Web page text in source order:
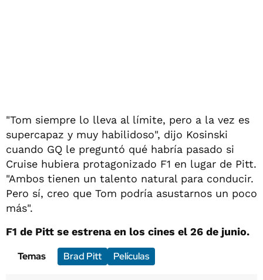
"Tom siempre lo lleva al límite, pero a la vez es
supercapaz y muy habilidoso", dijo Kosinski
cuando GQ le preguntó qué habría pasado si
Cruise hubiera protagonizado F1 en lugar de Pitt.
"Ambos tienen un talento natural para conducir.
Pero sí, creo que Tom podría asustarnos un poco
más".
F1 de Pitt se estrena en los cines el 26 de junio.
Temas
Brad Pitt Películas